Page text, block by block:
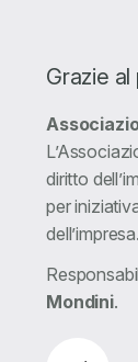
Grazie
diritto
per
dell’impresa.
Mondini.